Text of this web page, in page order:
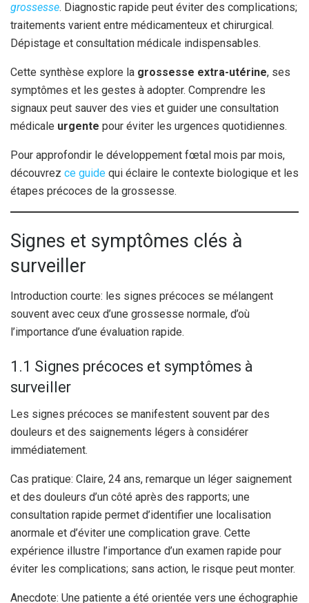
grossesse. Diagnostic rapide peut éviter des complications;
traitements varient entre médicamenteux et chirurgical.
Dépistage et consultation médicale indispensables.
Cette synthèse explore la grossesse extra-utérine, ses
symptômes et les gestes à adopter. Comprendre les
signaux peut sauver des vies et guider une consultation
médicale urgente pour éviter les urgences quotidiennes.
Pour approfondir le développement fœtal mois par mois,
découvrez ce guide qui éclaire le contexte biologique et les
étapes précoces de la grossesse.
Signes et symptômes clés à
surveiller
Introduction courte: les signes précoces se mélangent
souvent avec ceux d’une grossesse normale, d’où
l’importance d’une évaluation rapide.
1.1 Signes précoces et symptômes à
surveiller
Les signes précoces se manifestent souvent par des
douleurs et des saignements légers à considérer
immédiatement.
Cas pratique: Claire, 24 ans, remarque un léger saignement
et des douleurs d’un côté après des rapports; une
consultation rapide permet d’identifier une localisation
anormale et d’éviter une complication grave. Cette
expérience illustre l’importance d’un examen rapide pour
éviter les complications; sans action, le risque peut monter.
Anecdote: Une patiente a été orientée vers une échographie